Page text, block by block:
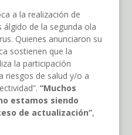
a la realización de
de la segunda ola
Quienes anunciaron su
sostienen que la
la participación
riesgos de salud y/o a
“Muchos
estamos siendo
de actualización”,